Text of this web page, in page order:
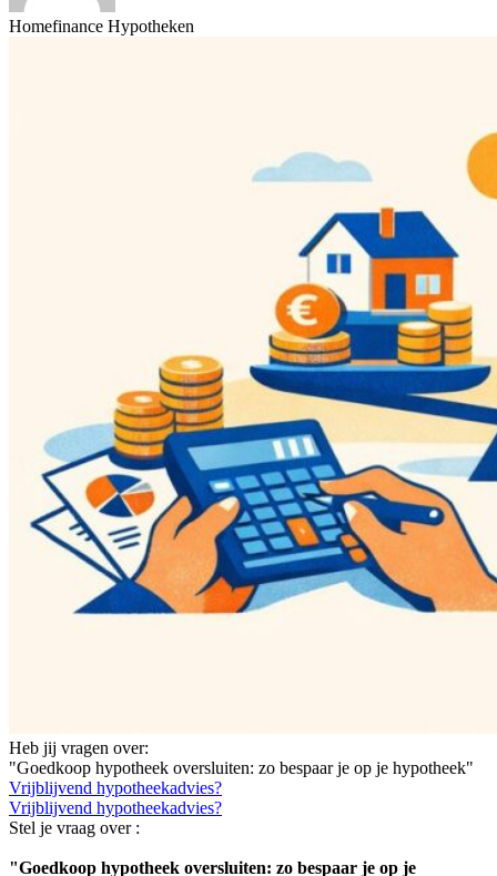
Homefinance Hypotheken
Heb jij vragen over:
"Goedkoop hypotheek oversluiten: zo bespaar je op je hypotheek"
Vrijblijvend hypotheekadvies?
Vrijblijvend hypotheekadvies?
Stel je vraag over :
"Goedkoop hypotheek oversluiten: zo bespaar je op je